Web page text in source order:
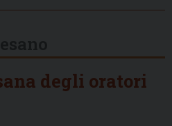
degli oratori